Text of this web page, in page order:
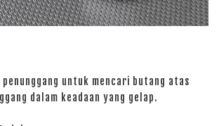
penunggang untuk mencari butang atas
dalam keadaan yang gelap.